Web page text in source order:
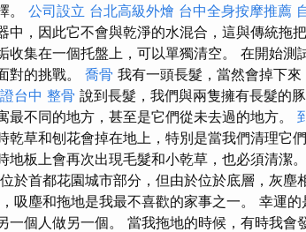
。 公司設立 台北高級外燴 台中全身按摩推薦
中，因此它不會與乾淨的水混合，這與傳統拖
收集在一個托盤上，可以單獨清空。 在開始測
對的挑戰。 喬骨 我有一頭長髮，當然會掉下
台中 整骨 說到長髮，我們與兩隻擁有長髮的
最不同的地方，甚至是它們從未去過的地方。
乾草和刨花會掉在地上，特別是當我們清理它
地板上會再次出現毛髮和小乾草，也必須清潔。
於首都花園城市部分，但由於位於底層，灰塵
吸塵和拖地是我最不喜歡的家事之一。 幸運
一個人做另一個。 當我拖地的時候，有時我會